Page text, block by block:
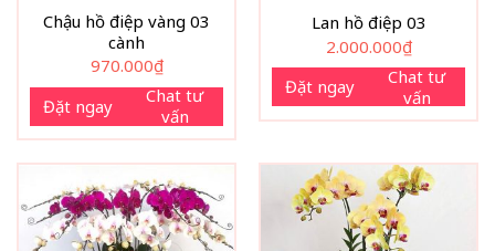
Chậu hồ điệp vàng 03
cành
970.000₫
Đặt ngay
Chat tư
vấn
Lan hồ điệp 03
2.000.000₫
Đặt ngay
Chat tư
vấn